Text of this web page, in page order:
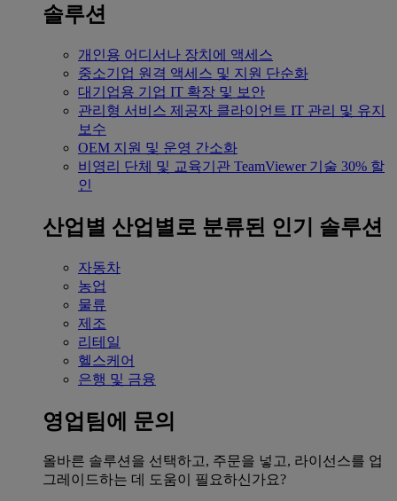
솔루션
개인용 어디서나 장치에 액세스
중소기업 원격 액세스 및 지원 단순화
대기업용 기업 IT 확장 및 보안
관리형 서비스 제공자 클라이언트 IT 관리 및 유지
보수
OEM 지원 및 운영 간소화
비영리 단체 및 교육기관 TeamViewer 기술 30% 할
인
산업별 산업별로 분류된 인기 솔루션
자동차
농업
물류
제조
리테일
헬스케어
은행 및 금융
영업팀에 문의
올바른 솔루션을 선택하고, 주문을 넣고, 라이선스를 업
그레이드하는 데 도움이 필요하신가요?